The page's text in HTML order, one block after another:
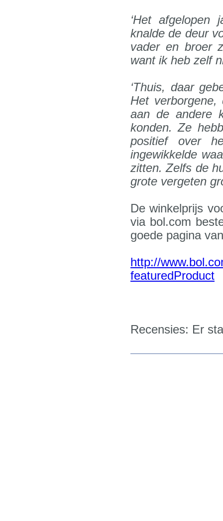
‘Het afgelopen
knalde de deur
vader en broer
want ik heb zelf
‘Thuis, daar
Het
aan de andere
konden. Ze
positief over
ingewikkelde
zitten. Zelfs de
grote vergeten
De winkelprijs
via bol.com
goede pagina
http://
featuredProduct
Recensies: Er